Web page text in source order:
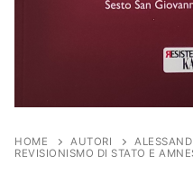
HOME AUTORI
REVISIONISMO DI STATO E